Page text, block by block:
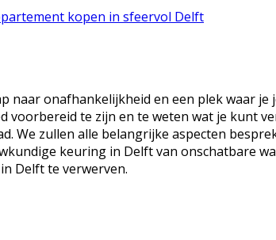
kopen in sfeervol Delft
naar onafhankelijkheid en een plek waar
te zijn en te weten wat je kunt
We zullen alle belangrijke aspecten
keuring in Delft van onschatbare
Delft te verwerven.